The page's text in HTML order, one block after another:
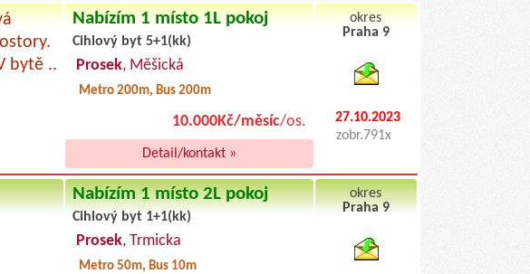
bytě ..
Nabízím 1 místo 1L pokoj
Cihlový byt 5+1(kk)
Prosek, Měšická
Metro 200m, Bus 200m
10.000Kč/měsíc/os.
Detail/kontakt »
okres
Praha 9
27.10.2023
zobr.791x
Nabízím 1 místo 2L pokoj
Cihlový byt 1+1(kk)
Prosek, Trmicka
Metro 50m, Bus 10m
okres
Praha 9